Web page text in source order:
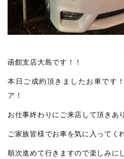
函館支店大島です！！
本日ご成約頂きましたお車で
ア！
お仕事終わりにご来店して頂きあ
ご家族皆様でお車を気に入ってく
順次進めて行きますので楽しみに